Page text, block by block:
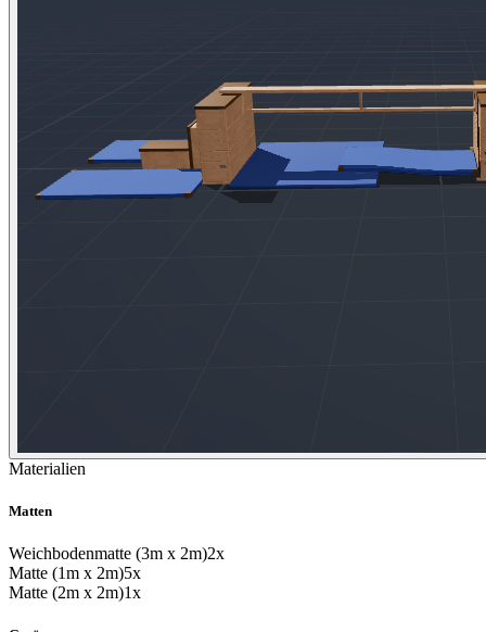
Materialien
Matten
Weichbodenmatte (3m x 2m)2x
Matte (1m x 2m)5x
Matte (2m x 2m)1x